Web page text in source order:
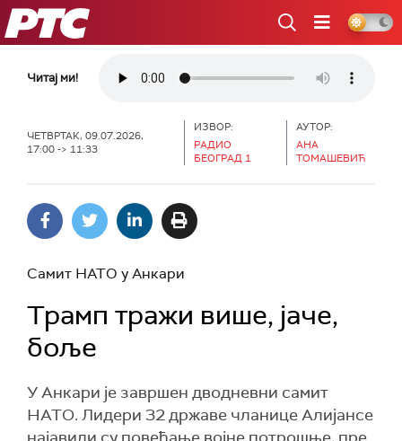
РТС
Читај ми!
ЧЕТВРТАК, 09.07.2026,
17:00 -> 11:33
ИЗВОР:
РАДИО
БЕОГРАД 1
АУТОР:
АНА
ТОМАШЕВИЋ
Самит НАТО у Анкари
Трамп тражи више, јаче,
боље
У Анкари је завршен дводневни самит
НАТО. Лидери 32 државе чланице Алијансе